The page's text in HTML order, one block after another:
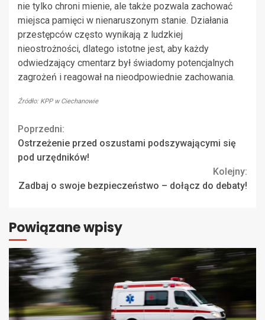
nie tylko chroni mienie, ale także pozwala zachować
miejsca pamięci w nienaruszonym stanie. Działania
przestępców często wynikają z ludzkiej
nieostrożności, dlatego istotne jest, aby każdy
odwiedzający cmentarz był świadomy potencjalnych
zagrożeń i reagował na nieodpowiednie zachowania.
Źródło: KPP w Ciechanowie
Continue
Reading
Poprzedni:
Ostrzeżenie przed oszustami podszywającymi się
pod urzędników!
Kolejny:
Zadbaj o swoje bezpieczeństwo – dołącz do debaty!
Powiązane wpisy